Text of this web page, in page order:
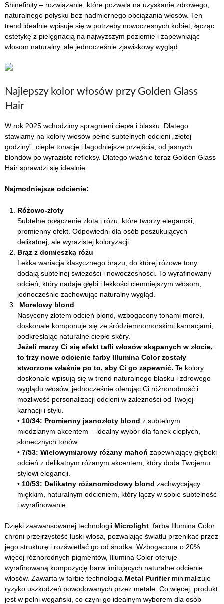
Shinefinity – rozwiązanie, które pozwala na uzyskanie zdrowego,
naturalnego połysku bez nadmiernego obciążania włosów. Ten
trend idealnie wpisuje się w potrzeby nowoczesnych kobiet, łącząc
estetykę z pielęgnacją na najwyższym poziomie i zapewniając
włosom naturalny, ale jednocześnie zjawiskowy wygląd.
Najlepszy kolor włosów przy Golden Glass
Hair
W rok 2025 wchodzimy spragnieni ciepła i blasku. Dlatego
stawiamy na kolory włosów pełne subtelnych odcieni „złotej
godziny”, ciepłe tonacje i łagodniejsze przejścia, od jasnych
blondów po wyraziste refleksy. Dlatego właśnie teraz Golden Glass
Hair sprawdzi się idealnie.
Najmodniejsze odcienie:
Różowo-złoty
Subtelne połączenie złota i różu, które tworzy elegancki,
promienny efekt. Odpowiedni dla osób poszukujących
delikatnej, ale wyrazistej koloryzacji.
Brąz z domieszką różu
Lekka wariacja klasycznego brązu, do której różowe tony
dodają subtelnej świeżości i nowoczesności. To wyrafinowany
odcień, który nadaje głębi i lekkości ciemniejszym włosom,
jednocześnie zachowując naturalny wygląd.
Morelowy blond
Nasycony złotem odcień blond, wzbogacony tonami moreli,
doskonale komponuje się ze śródziemnomorskimi karnacjami,
podkreślając naturalne ciepło skóry.
Jeżeli marzy Ci się efekt tafli włosów skąpanych w złocie,
to trzy nowe odcienie farby Illumina Color zostały
stworzone właśnie po to, aby Ci go zapewnić. Te kolory
doskonale wpisują się w trend naturalnego blasku i zdrowego
wyglądu włosów, jednocześnie oferując Ci różnorodność i
możliwość personalizacji odcieni w zależności od Twojej
karnacji i stylu.
• 10/34: Promienny jasnozłoty blond z subtelnym
miedzianym akcentem – idealny wybór dla fanek ciepłych,
słonecznych tonów.
• 7/53: Wielowymiarowy różany mahoń zapewniający głęboki
odcień z delikatnym różanym akcentem, który doda Twojemu
stylowi elegancji.
• 10/53: Delikatny różanomiodowy blond zachwycający
miękkim, naturalnym odcieniem, który łączy w sobie subtelność
i wyrafinowanie.
Dzięki zaawansowanej technologii Microlight , farba Illumina Color
chroni przejrzystość łuski włosa, pozwalając światłu przenikać przez
jego strukturę i rozświetlać go od środka. Wzbogacona o 20%
więcej różnorodnych pigmentów, Illumina Color oferuje
wyrafinowaną kompozycję barw imitujących naturalne odcienie
włosów. Zawarta w farbie technologia Metal Purifierminimalizuje
ryzyko uszkodzeń powodowanych przez metale. Co więcej, produkt
jest w pełni wegański, co czyni go idealnym wyborem dla osób